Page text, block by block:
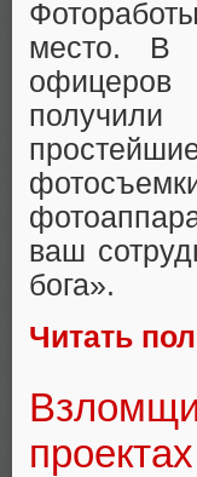
место. В
офицеров
ваш
бога».
Читать